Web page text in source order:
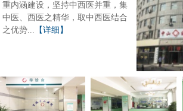
重内涵建设，坚持中西医并重，集
中医、西医之精华，取中西医结合
之优势... 【详细】